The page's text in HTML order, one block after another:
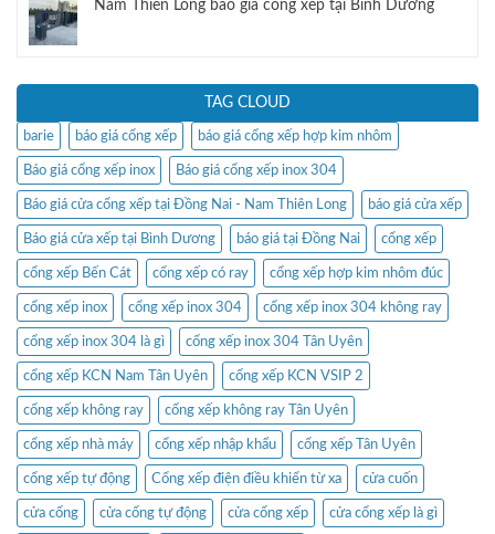
Nam Thiên Long báo giá cổng xếp tại Bình Dương
TAG CLOUD
barie báo giá cổng xếp báo giá cổng xếp hợp kim nhôm
Báo giá cổng xếp inox Báo giá cổng xếp inox 304
Báo giá cửa cổng xếp tại Đồng Nai - Nam Thiên Long báo giá cửa xếp
Báo giá cửa xếp tại Bình Dương báo giá tại Đồng Nai cổng xếp
cổng xếp Bến Cát cổng xếp có ray cổng xếp hợp kim nhôm đúc
cổng xếp inox cổng xếp inox 304 cổng xếp inox 304 không ray
cổng xếp inox 304 là gì cổng xếp inox 304 Tân Uyên
cổng xếp KCN Nam Tân Uyên cổng xếp KCN VSIP 2
cổng xếp không ray cổng xếp không ray Tân Uyên
cổng xếp nhà máy cổng xếp nhập khẩu cổng xếp Tân Uyên
cổng xếp tự động Cổng xếp điện điều khiển từ xa cửa cuốn
cửa cổng cửa cổng tự động cửa cổng xếp cửa cổng xếp là gì